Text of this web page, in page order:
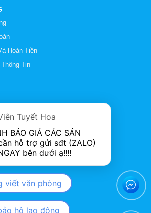
Hoàn Tiền
Tin
Tuyết Hoa
BÁO GIÁ CÁC SẢN
hỗ trợ gửi sđt (ZALO)
viết văn phòng
hộ lao động